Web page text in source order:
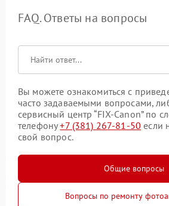
FAQ. Ответы на вопросы
Вы можете ознакомиться с
часто задаваемыми вопросами,
сервисный центр “FIX-Canon” по
телефону+7 (381) 267-81-50 если
свой вопрос.
Общие вопросы
Вопросы по ремонту